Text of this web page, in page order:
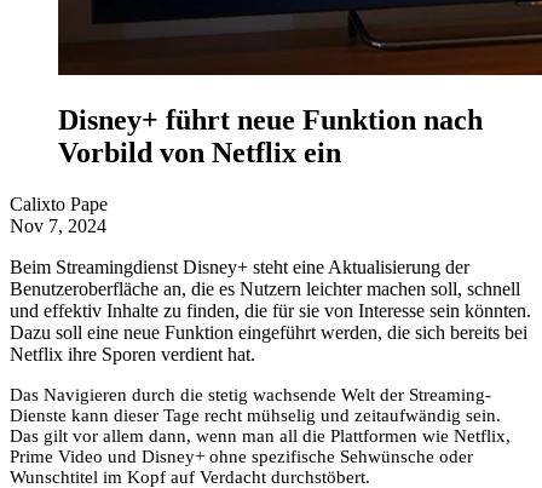
Disney+ führt neue Funktion nach
Vorbild von Netflix ein
Calixto Pape
Nov 7, 2024
Beim Streamingdienst Disney+ steht eine Aktualisierung der
Benutzeroberfläche an, die es Nutzern leichter machen soll, schnell
und effektiv Inhalte zu finden, die für sie von Interesse sein könnten.
Dazu soll eine neue Funktion eingeführt werden, die sich bereits bei
Netflix ihre Sporen verdient hat.
Das Navigieren durch die stetig wachsende Welt der Streaming-
Dienste kann dieser Tage recht mühselig und zeitaufwändig sein.
Das gilt vor allem dann, wenn man all die Plattformen wie Netflix,
Prime Video und Disney+ ohne spezifische Sehwünsche oder
Wunschtitel im Kopf auf Verdacht durchstöbert.